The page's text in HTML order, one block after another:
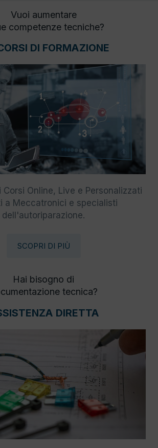
Vuoi aumentare
competenze tecniche?
DI FORMAZIONE
Corsi Online, Live e Personalizzati
a Meccatronici e specialisti
dell'autoriparazione.
SCOPRI DI PIÙ
Hai bisogno di
tecnica?
DIRETTA